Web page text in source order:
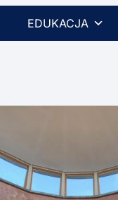
EDUKACJA